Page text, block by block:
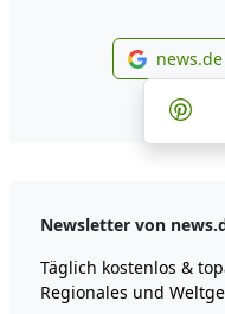
Newsletter von
Täglich kostenlos &
Regionales und